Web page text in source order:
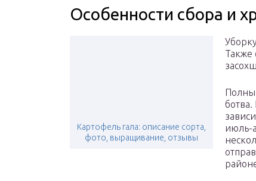
Особенности сбора и
Картофель гала: описание сорта,
фото, выращивание, отзывы
Также
ботва.
июль-